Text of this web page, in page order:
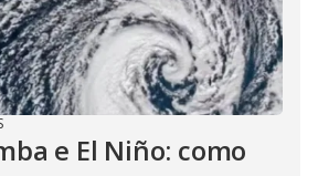
e El Niño: como